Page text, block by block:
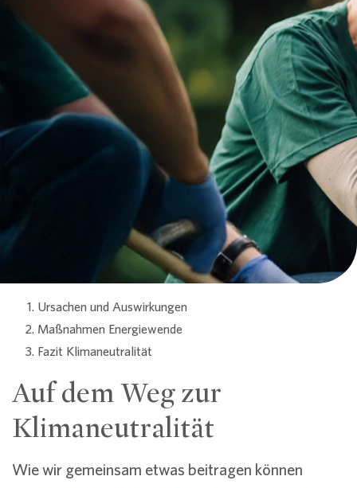
Auf dem Weg zur
Klimaneutralität
Wie wir gemeinsam etwas beitragen können
Ursachen und Auswirkungen
Maßnahmen Energiewende
Fazit Klimaneutralität